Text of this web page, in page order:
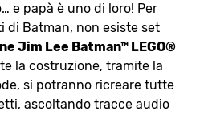
e papà è uno di loro! Per
di Batman, non esiste set
Jim Lee Batman™ LEGO®
la costruzione, tramite la
si potranno ricreare tutte
ascoltando tracce audio